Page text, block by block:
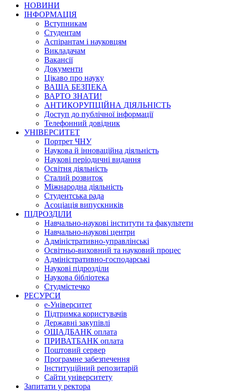
НОВИНИ
ІНФОРМАЦІЯ
Вступникам
Студентам
Аспірантам і науковцям
Викладачам
Вакансії
Документи
Цікаво про науку
ВАША БЕЗПЕКА
ВАРТО ЗНАТИ!
АНТИКОРУПЦІЙНА ДІЯЛЬНІСТЬ
Доступ до публічної інформації
Телефонний довідник
УНІВЕРСИТЕТ
Портрет ЧНУ
Наукова й інноваційна діяльність
Наукові періодичні видання
Освітня діяльність
Сталий розвиток
Міжнародна діяльність
Студентська рада
Асоціація випускників
ПІДРОЗДІЛИ
Навчально-наукові інститути та факультети
Навчально-наукові центри
Адміністративно-управлінські
Освітньо-виховний та науковий процес
Адміністративно-господарські
Наукові підрозділи
Наукова бібліотека
Студмістечко
РЕСУРСИ
е-Університет
Підтримка користувачів
Державні закупівлі
ОЩАДБАНК оплата
ПРИВАТБАНК оплата
Поштовий сервер
Програмне забезпечення
Інституційний репозитарій
Сайти університету
Запитати у ректора